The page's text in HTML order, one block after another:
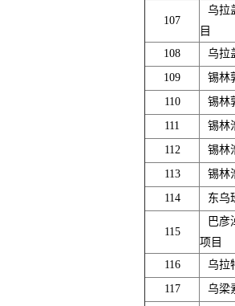
107
乌拉
目
108
乌拉
109
锡林
110
锡林
111
锡林
112
锡林
113
锡林
114
东乌
115
巴彦
项目
116
乌拉
117
乌梁